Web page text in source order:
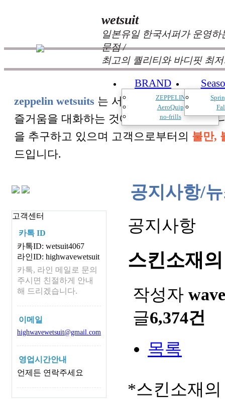
wetsuit
일본유일 한국서퍼가 운영
문점 /
최고의 퀄리티와 바디핏 최
BRAND
ZEPPELIN
AeroQuip
no-frills
zeppelin wetsuits 는 서퍼들의 느낌과 의견
즐거움을 대화하는 것에 목표를 두고 있
을 추구하고 있으며 고객으로부터의 불만,
드입니다.
고객센터
카톡 ID
카톡ID: wetsuit4067
라인ID: highwavewetsuit
카톡, 라인 메일로 문의
주시면 친절하게 안내
해 드리겠습니다.
이메일
highwavewetsuit@gmail.com
영업시간안내
언제든 연락주세요
공지사항/
공지사항
스킨소재
작성자 wave
글6,374건
목록
*스킨소재